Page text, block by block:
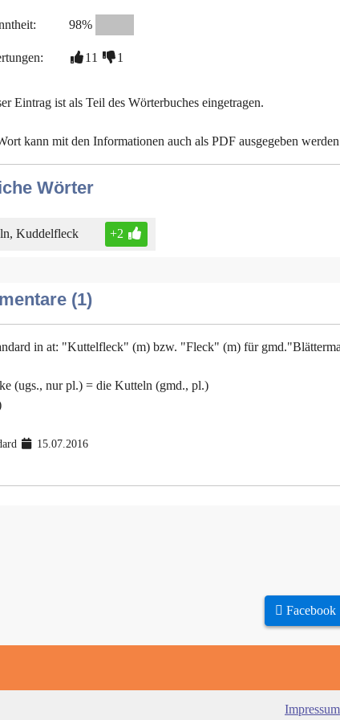
98%
11 1
Eintrag ist als Teil des Wörterbuches eingetragen.
kann mit den Informationen auch als PDF ausgegeben
Wörter
Kuddelfleck +2
(1)
in at: "Kuttelfleck" (m) bzw. "Fleck" (m) für
(ugs., nur pl.) = die Kutteln (gmd., pl.)
15.07.2016
Facebook
Impressum